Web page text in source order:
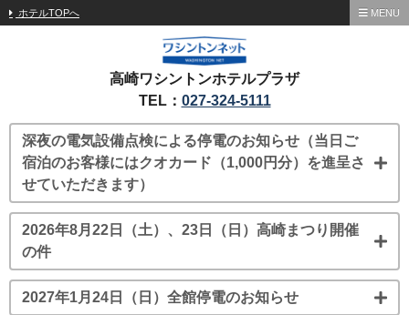
ホテルTOPへ MENU
高崎ワシントンホテルプラザ
TEL： 027-324-5111
深夜の電気設備点検による停電のお知らせ（当日ご
宿泊のお客様にはクオカード（1,000円分）を進呈さ
せていただきます）
2026年8月22日（土）、23日（日）高崎まつり開催
の件
2027年1月24日（日）全館停電のお知らせ